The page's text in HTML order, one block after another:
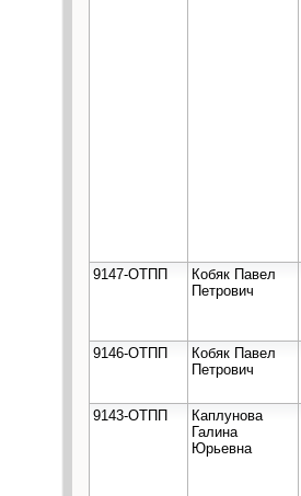
9147-ОТПП
Кобяк Павел
Петрович
9146-ОТПП
Кобяк Павел
Петрович
9143-ОТПП
Каплунова
Галина
Юрьевна